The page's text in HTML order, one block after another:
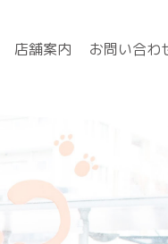
店舗案内 お問い合わ